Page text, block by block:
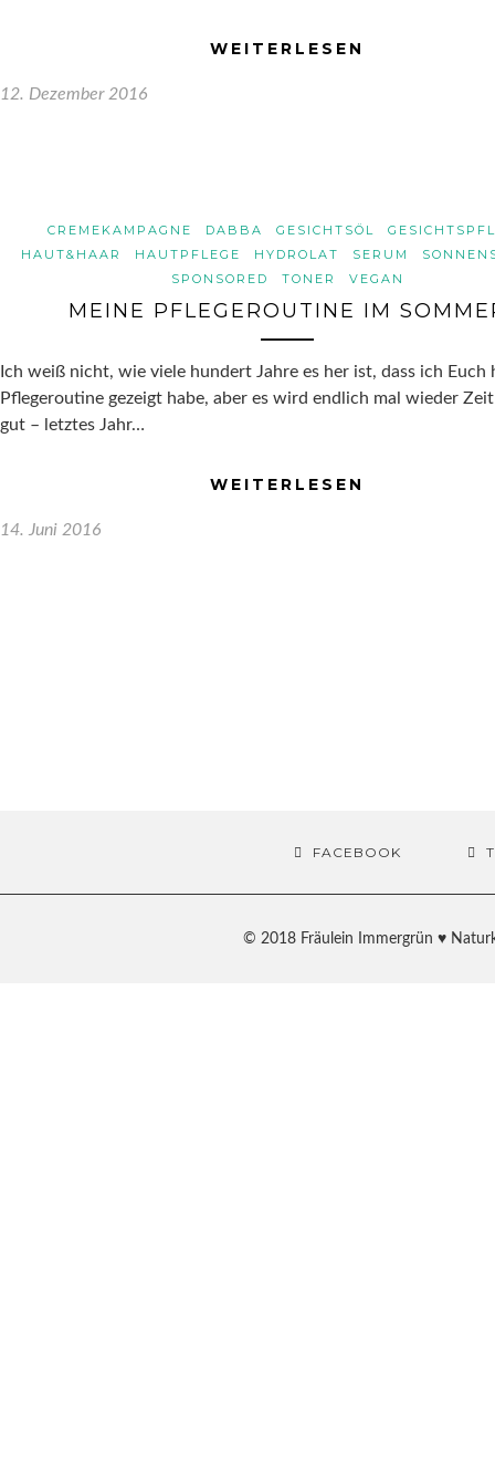
WEITERLESEN
12. Dezember 2016
CREMEKAMPAGNE DABBA GESICHTSÖL
HAUT&HAAR
HAUTPFLEGE HYDROLAT SERUM
SPONSORED
TONER VEGAN
MEINE PFLEGEROUTINE IM
Ich weiß nicht, wie viele hundert Jahre es her ist, dass ich Euch
Pflegeroutine gezeigt habe, aber es wird endlich mal wieder
gut – letztes Jahr…
WEITERLESEN
14. Juni 2016
FACEBOOK
© 2018 Fräulein Immergrün ♥